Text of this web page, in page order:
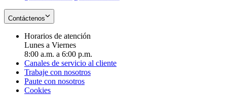
Contáctenos
Horarios de atención
Lunes a Viernes
8:00 a.m. a 6:00 p.m.
Canales de servicio al cliente
Trabaje con nosotros
Paute con nosotros
Cookies